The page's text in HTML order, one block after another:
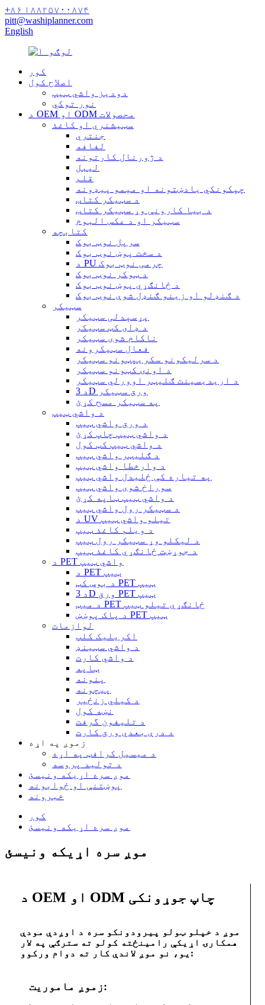
+۸۶ ۱۸۸۲۵۷۰۰۸۷۴
pitt@washiplanner.com
English
کور
اصلاح کول
دودیز واشي ټیپ
نور توکي
د OEM او ODM محصولات
سټیشنري او کاغذ
جنتري
لفافه
د ژورنال کارتونه
لیبل
قلم
چپکونکي یادښتونه او میمو پیډونه
د سټیکر کتاب
د بیا کارونې وړ سټیکر کتاب
سټیکر او د عکس البوم
کتابچه
سرپل نوټ بوک
د سخت پوښ نوټ بوک
د PU چرمی نوټ بوک
د ټوکر نوټ بوک
د ځانګړي پوښ نوټ بوک
د ګنډلو او زینو ګنډل شوې نوټ بوک
سټیکر
پړسېدلی سټیکر
د ډای کټ سټیکر
ناکام شوی سټیکر
فعال سټیکرونه
د سرلیکونو سکریپټونو سټیکر
د اونۍ کټونو سټیکر
د اریدیسینت ګلیټر اوورلي سټیکر
د 3D ورق سټیکر
په سټیکر مسح کړئ
د واشي ټیپ
د ورق واشي ټیپ
د واشي ټیپ چاپ کړئ
د واشي ټیپ کټ کول
د ګلیټر واشي ټیپ
د وارخطا واشي ټیپ
په تیاره کې ځلیدل واشي ټیپ
سوراخ شوی واشي ټیپ
د واشي ټیپ ټاپه کړئ
د سټیکر رول واشي ټیپ
د UV تیلو واشي ټیپ
د ویلم کاغذ ټیپ
د لیکلو وړ سټیکر رول ټیپ
د جوړښت ځانګړي کاغذ ټیپ
د PET واشي ټیپ
د PET ټیپ
د بوس کټ PET ټیپ
د 3D ورق PET ټیپ
د میټ PET ځانګړي تیلو ټیپ
د پاک پوښښ PET ټیپ
لوازمات
اکریلیک کلپ
د واشي سټینډ
د واشي کارت
ټاپه
پنونه
پیچونه
د کیلي زنځیر
نښه کول
د تلیفون گرفت
د درې بعدي ورق کارت
زموږ په اړه
د میسیل کرافټ په اړه
د تولید پروسه
موږ سره اړیکه ونیسئ
پوښتنې او ځوابونه
خبرونه
کور
موږ سره اړیکه ونیسئ
موږ سره اړیکه ونیسئ
د OEM او ODM چاپ جوړونکی
موږ د خپلو ټولو پیرودونکو سره د اوږدې مودې
همکارۍ اړیکې رامینځته کولو ته سترګې په لار
یو، نو موږ لاندې کار ته دوام ورکوو:
زموږ ماموریت: